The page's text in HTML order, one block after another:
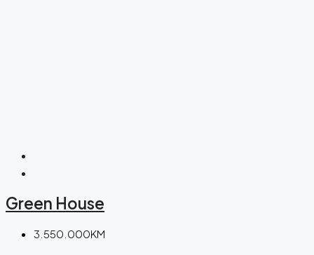
Green House
3.550.000KM